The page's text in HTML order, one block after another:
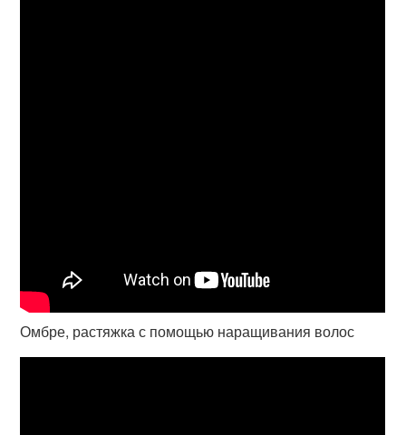
Омбре, растяжка с помощью наращивания волос